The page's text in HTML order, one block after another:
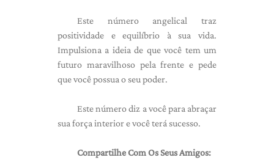
Este número angelical traz
positividade e equilíbrio à sua vida.
Impulsiona a ideia de que você tem um
futuro maravilhoso pela frente e pede
que você possua o seu poder.
Este número diz a você para abraçar
sua força interior e você terá sucesso.
Compartilhe Com Os Seus Amigos: